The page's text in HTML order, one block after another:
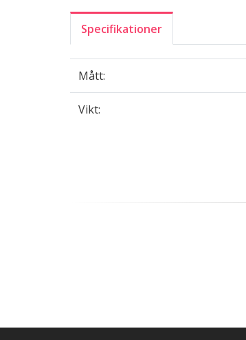
Specifikationer
Mått:
Vikt: